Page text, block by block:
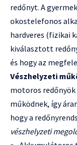
redőnyt. A
okostelefonos
hardveres (fizikai
kiválasztott
és hogy az
Vészhelyzeti
motoros
működnek, így
hogy a
vészhelyzeti